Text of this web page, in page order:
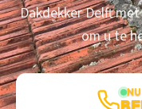
Dakdekker Delft
om u te